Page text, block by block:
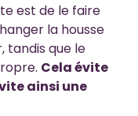
est de le faire
la housse
tandis que le
Cela évite
ainsi une